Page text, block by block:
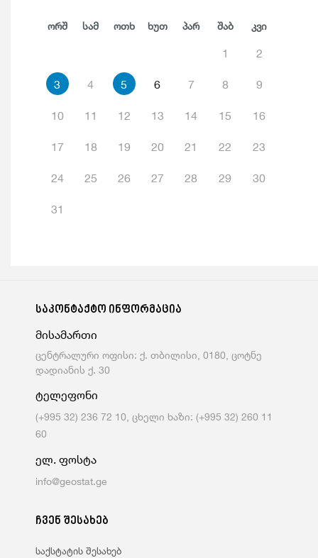
Ორშ Სამ Ოთხ Ხუთ Პარ Შაბ Კვი
1 2
3 4 5 6 7 8 9
10 11 12 13 14 15 16
17 18 19 20 21 22 23
24 25 26 27 28 29 30
31
საკონტაქტო ინფორმაცია
მისამართი
ცენტრალური ოფისი: ქ. თბილისი, 0180, ცოტნე
დადიანის ქ. 30
ტელეფონი
(+995 32) 236 72 10, ცხელი ხაზი: (+995 32) 260 11
60
ელ. ფოსტა
info@geostat.ge
ჩვენ შესახებ
საქსტატის შესახებ